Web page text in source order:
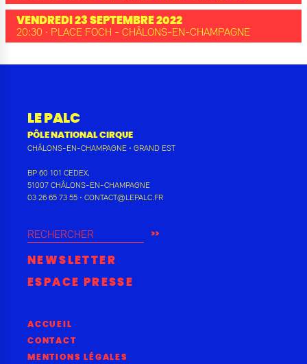
VENDREDI 23 SEPTEMBRE 2022
20:30 · PLACE FOCH - CHÂLONS-EN-CHAMPAGNE
LE PALC
PÔLE NATIONAL CIRQUE
CHÂLONS-EN-CHAMPAGNE • GRAND EST
BP 60 101 CEDEX,
51007 CHÂLONS-EN-CHAMPAGNE
03 26 65 73 55 • CONTACT@LEPALC.FR
RECHERCHER
NEWSLETTER
ESPACE PRESSE
ACCUEIL
CONTACT
MENTIONS LÉGALES